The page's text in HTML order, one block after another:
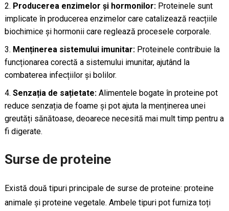
Producerea enzimelor și hormonilor:Proteinele sunt
implicate în producerea enzimelor care catalizează reacțiile
biochimice și hormonii care reglează procesele corporale.
Menținerea sistemului imunitar:Proteinele contribuie la
funcționarea corectă a sistemului imunitar, ajutând la
combaterea infecțiilor și bolilor.
Senzația de sațietate:Alimentele bogate în proteine pot
reduce senzația de foame și pot ajuta la menținerea unei
greutăți sănătoase, deoarece necesită mai mult timp pentru a
fi digerate.
Surse de proteine
Există două tipuri principale de surse de proteine: proteine
animale și proteine vegetale. Ambele tipuri pot furniza toți